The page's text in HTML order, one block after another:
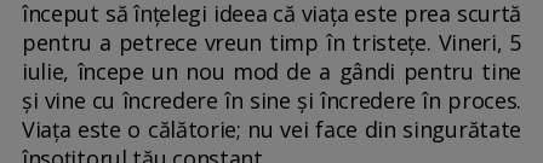
început să înțelegi ideea că viața este prea scurtă
pentru a petrece vreun timp în tristețe. Vineri, 5
iulie, începe un nou mod de a gândi pentru tine
și vine cu încredere în sine și încredere în proces.
Viața este o călătorie; nu vei face din singurătate